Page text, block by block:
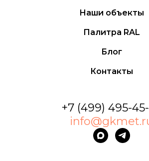
Наши объекты
Палитра RAL
Блог
Контакты
+7 (499) 495-